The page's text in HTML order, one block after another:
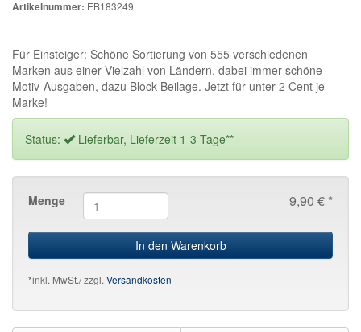
Artikelnummer: EB183249
Für Einsteiger: Schöne Sortierung von 555 verschiedenen
Marken aus einer Vielzahl von Ländern, dabei immer schöne
Motiv-Ausgaben, dazu Block-Beilage. Jetzt für unter 2 Cent je
Marke!
Status: Lieferbar, Lieferzeit 1-3 Tage**
9,90 € *
Menge
In den Warenkorb
*inkl. MwSt./ zzgl.Versandkosten